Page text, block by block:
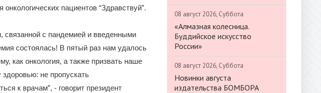
пациентов “Здравствуй”.
связанной с пандемией и введенными
состоялась! В пятый раз нам удалось
как онкология, а также призвать наше
не пропускать
к врачам”, - говорит президент
08 август 2026, Суббота
«Алмазная колесница.
Буддийское искусство
России»
08 август 2026, Суббота
Новинки августа
издательства БОМБОРА